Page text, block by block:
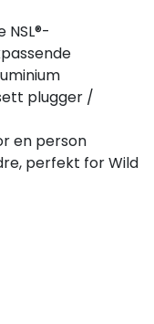
NSL®-
plugger /
en person
perfekt for Wild